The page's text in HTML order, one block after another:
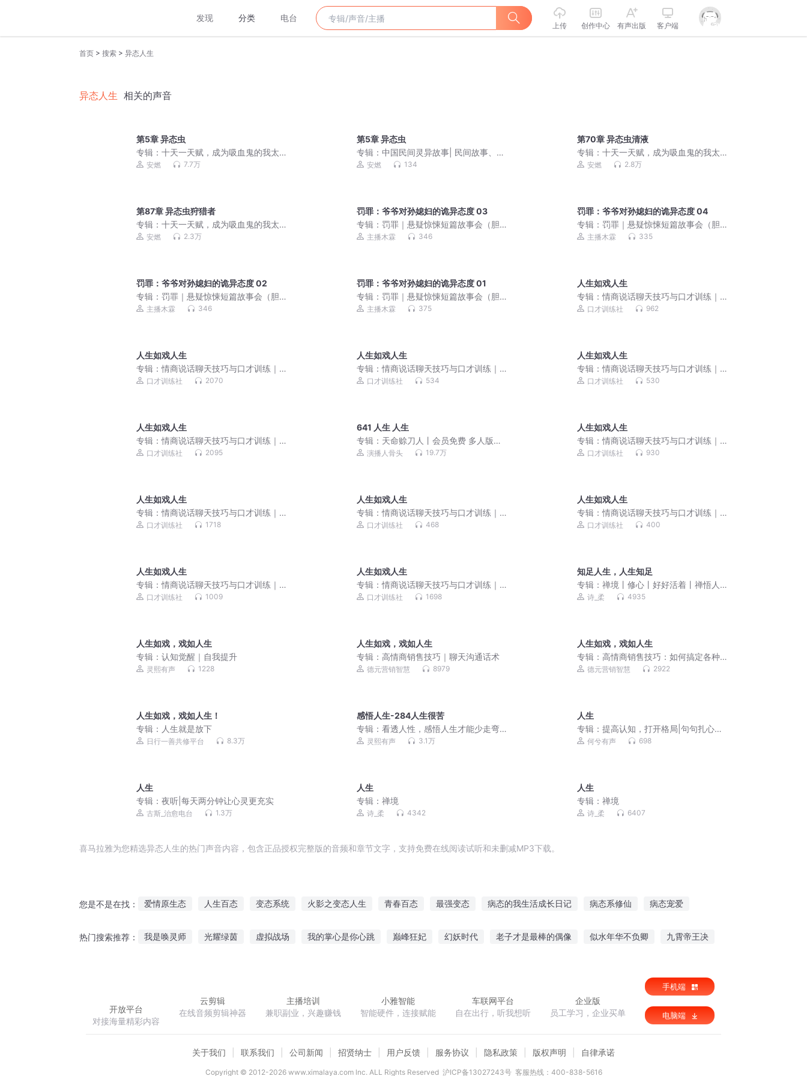
发现 分类 电台
上传 创作中心 有声出版 客户端
首页 > 搜索 > 异态人生
异态人生 相关的声音
第5章 异态虫
专辑： 十天一天赋，成为吸血鬼的我太
BUG了丨都市奇幻丨亡灵异族丨诸天万
安燃 7.7万
第5章 异态虫
专辑：中国民间灵异故事| 民间故事、免
费悬疑恐怖鬼故事
安燃 134
第70章 异态虫清液
专辑：十天一天赋，成为吸血鬼的我太
BUG了丨都市奇幻丨亡灵异族丨诸天万
安燃 2.8万
第87章 异态虫狩猎者
专辑： 十天一天赋，成为吸血鬼的我太
BUG了丨都市奇幻丨亡灵异族丨诸天万
安燃 2.3万
罚罪：爷爷对孙媳妇的诡异态度 03
专辑：罚罪｜悬疑惊悚短篇故事会（胆
小勿入）
主播木霖 346
罚罪：爷爷对孙媳妇的诡异态度 04
专辑：罚罪｜悬疑惊悚短篇故事会（胆
小勿入）
主播木霖 335
罚罪：爷爷对孙媳妇的诡异态度 02
专辑： 罚罪｜悬疑惊悚短篇故事会（胆
小勿入）
主播木霖 346
罚罪：爷爷对孙媳妇的诡异态度 01
专辑：罚罪｜悬疑惊悚短篇故事会（胆
小勿入）
主播木霖 375
人生如戏人生
专辑：情商说话聊天技巧与口才训练｜
处世人际关系
口才训练社 962
人生如戏人生
专辑：情商说话聊天技巧与口才训练｜
处世人际关系
口才训练社 2070
人生如戏人生
专辑：情商说话聊天技巧与口才训练｜
销售技巧话术
口才训练社 534
人生如戏人生
专辑：情商说话聊天技巧与口才训练｜
销售技巧话术
口才训练社 530
人生如戏人生
专辑：情商说话聊天技巧与口才训练｜
销售技巧话术
口才训练社 2095
641 人生 人生
专辑： 天命赊刀人丨会员免费 多人版丨
奇门秘书丨道士风水丨
演播人骨头 19.7万
人生如戏人生
专辑：情商说话聊天技巧与口才训练｜
处世人际关系
口才训练社 930
人生如戏人生
专辑：情商说话聊天技巧与口才训练｜
处世人际关系
口才训练社 1718
人生如戏人生
专辑：情商说话聊天技巧与口才训练｜
销售技巧话术
口才训练社 468
人生如戏人生
专辑：情商说话聊天技巧与口才训练｜
销售技巧话术
口才训练社 400
人生如戏人生
专辑：情商说话聊天技巧与口才训练｜
销售技巧话术
口才训练社 1009
人生如戏人生
专辑：情商说话聊天技巧与口才训练｜
销售技巧话术
口才训练社 1698
知足人生，人生知足
专辑：禅境丨修心丨好好活着丨禅悟人
生 诗_柔 4935
人生如戏，戏如人生
专辑： 认知觉醒｜自我提升
灵熙有声 1228
人生如戏，戏如人生
专辑： 高情商销售技巧｜聊天沟通话术
德元营销智慧 8979
人生如戏，戏如人生
专辑： 高情商销售技巧：如何搞定各种
类型客户
德元营销智慧 2922
人生如戏，戏如人生！
专辑： 人生就是放下
日行一善共修平台 8.3万
感悟人生-284人生很苦
专辑：看透人性，感悟人生才能少走弯
路 灵熙有声 3.1万
人生
专辑：提高认知，打开格局|句句扎心真
话 何兮有声 698
人生
专辑： 夜听|每天两分钟让心灵更充实
古斯_治愈电台 1.3万
人生
专辑：禅境
诗_柔 4342
人生
专辑：禅境
诗_柔 6407
喜马拉雅为您精选异态人生的热门声音内容，包含正品授权完整版的音频和章节文字，支持免费在线阅读试听和未删减MP3下载。
您是不是在找： 爱情原生态 人生百态 变态系统 火影之变态人生 青春百态 最强变态 病态的我生活成长日记 病态系修仙 病态宠爱
热门搜索推荐： 我是唤灵师 光耀绿茵 虚拟战场 我的掌心是你心跳 巅峰狂妃 幻妖时代 老子才是最棒的偶像 似水年华不负卿 九霄帝王决
开放平台
对接海量精彩内容
云剪辑
在线音频剪辑神器
主播培训
兼职副业，兴趣赚钱
小雅智能
智能硬件，连接赋能
车联网平台
自在出行，听我想听
企业版
员工学习，企业买单
手机端
电脑端
关于我们 联系我们 公司新闻 招贤纳士 用户反馈 服务协议 隐私政策 版权声明 自律承诺
Copyright © 2012-2026www.ximalaya.com lnc. ALL Rights Reserved 沪ICP备13027243号 客服热线：400-838-5616